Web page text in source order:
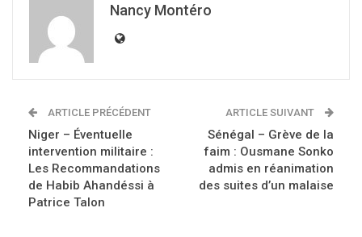
Nancy Montéro
ARTICLE PRÉCÉDENT
Niger – Éventuelle
intervention militaire :
Les Recommandations
de Habib Ahandéssi à
Patrice Talon
ARTICLE SUIVANT
Sénégal – Grève de la
faim : Ousmane Sonko
admis en réanimation
des suites d’un malaise